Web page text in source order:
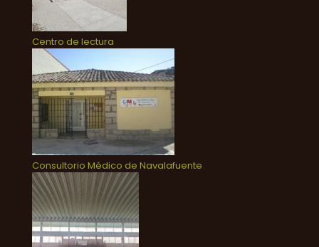
Centro de lectura
Consultorio Médico de Navalafuente